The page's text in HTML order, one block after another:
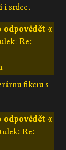
i srdce.
odpovědět «
Re:
fikciu s
odpovědět «
Re: